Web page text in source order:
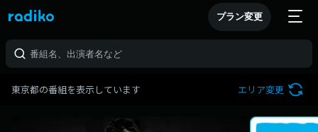
プラン変更
東京都の番組を表示しています エリア変更